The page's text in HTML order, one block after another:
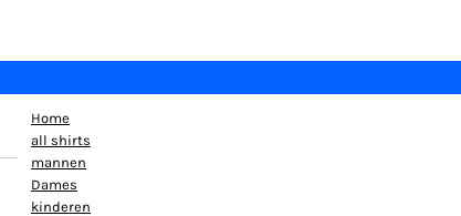
Home
all shirts
mannen
Dames
kinderen